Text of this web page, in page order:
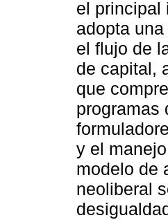
el principal
adopta
el flujo de
de capital,
que
programas
y el
modelo de
neoliberal